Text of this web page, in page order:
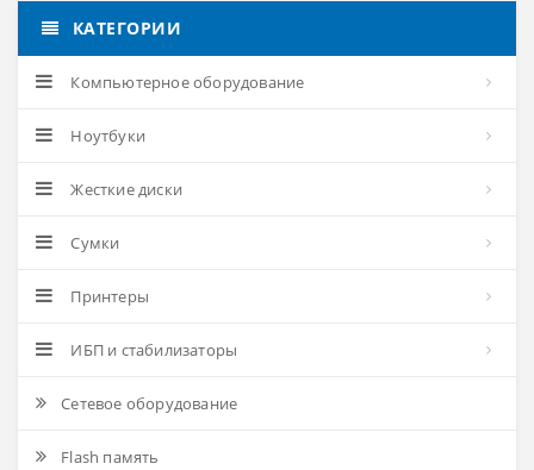
КАТЕГОРИИ
Компьютерное оборудование
Ноутбуки
Жесткие диски
Сумки
Принтеры
ИБП и стабилизаторы
Сетевое оборудование
Flash память